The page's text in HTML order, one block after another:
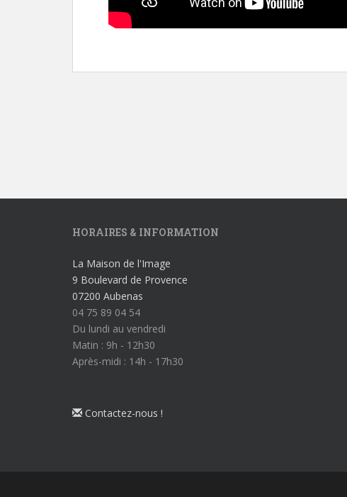
HORAIRES & INFORMATION
La Maison de l'Image
9 Boulevard de Provence
07200 Aubenas
04 75 89 04 54
Du lundi au vendredi
Matin : 9h - 12h30
Après-midi : 14h - 17h30
Contactez-nous !